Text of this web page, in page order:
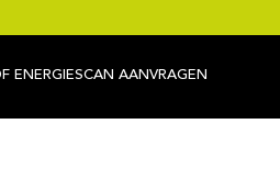
ENERGIESCAN AANVRAGEN